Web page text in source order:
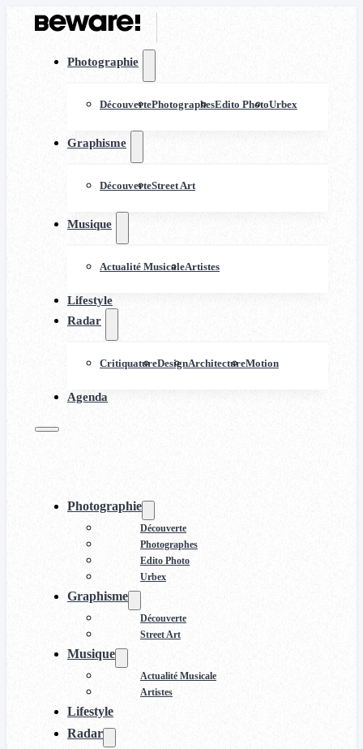
Photographie
DécouvertePhotographesEdito PhotoUrbex
Graphisme
DécouverteStreet Art
Musique
Actualité MusicaleArtistes
Lifestyle
Radar
CritiquatureDesignArchitectureMotion
Agenda
Photographie
Découverte
Photographes
Edito Photo
Urbex
Graphisme
Découverte
Street Art
Musique
Actualité Musicale
Artistes
Lifestyle
Radar